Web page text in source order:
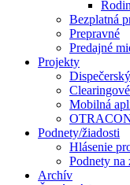
Bezplatná
Prepravné
Predajné
Projekty
Mobilná
Podnety/žiadosti
Hlásenie
Podnety na
Archív